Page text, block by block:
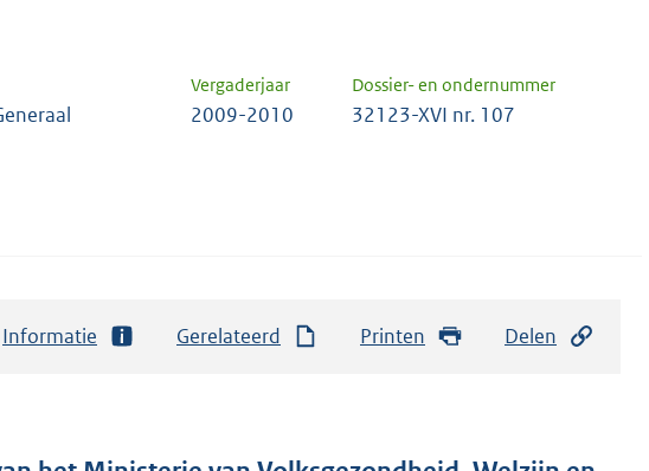
Vergaderjaar Dossier- en ondernummer
2009-2010 32123-XVI nr. 107
Informatie Gerelateerd Printen Delen